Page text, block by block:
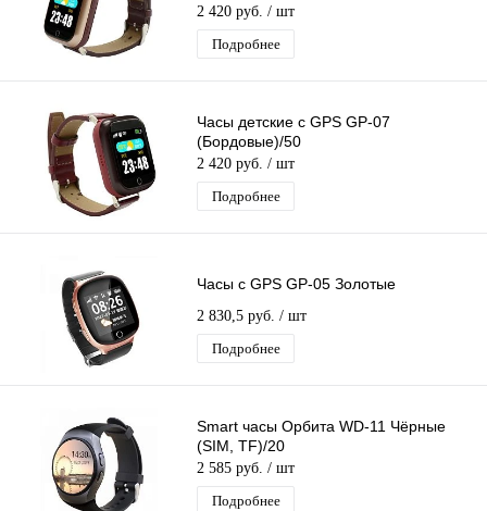
2 420 руб. / шт
Подробнее
Часы детские с GPS GP-07
(Бордовые)/50
2 420 руб. / шт
Подробнее
Часы с GPS GP-05 Золотые
2 830,5 руб. / шт
Подробнее
Smart часы Орбита WD-11 Чёрные
(SIM, TF)/20
2 585 руб. / шт
Подробнее